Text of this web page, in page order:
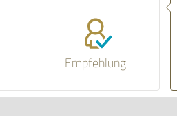
Empfehlung